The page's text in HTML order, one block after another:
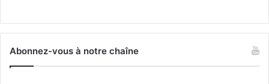
Abonnez-vous à notre chaîne